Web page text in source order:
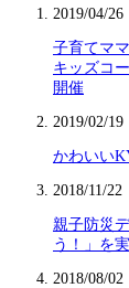
2019/04/26
子育てマ
キッズコ
開催
2019/02/19
かわいい
2018/11/22
親子防災
う！」を
2018/08/02